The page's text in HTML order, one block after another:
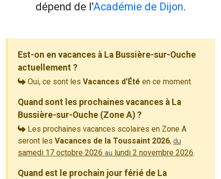
dépend de l'Académie de Dijon.
Est-on en vacances à La Bussière-sur-Ouche
actuellement ?
Oui, ce sont les Vacances d'Été en ce moment.
Quand sont les prochaines vacances à La
Bussière-sur-Ouche (Zone A) ?
Les prochaines vacances scolaires en Zone A
seront les Vacances de la Toussaint 2026, du
samedi 17 octobre 2026 au lundi 2 novembre 2026.
Quand est le prochain jour férié de La